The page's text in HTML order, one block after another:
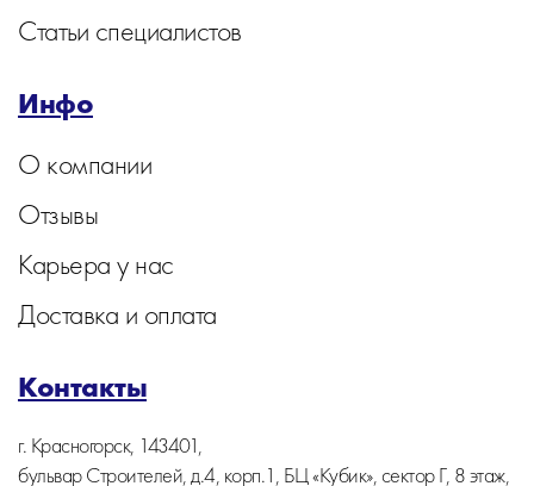
Статьи специалистов
Инфо
О компании
Отзывы
Карьера у нас
Доставка и оплата
Контакты
г. Красногорск, 143401,
бульвар Строителей, д.4, корп.1, БЦ «Кубик», сектор Г, 8 этаж,